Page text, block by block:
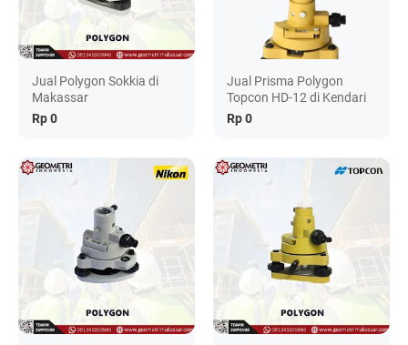
Jual Polygon Sokkia di
Makassar
Rp 0
Jual Prisma Polygon
Topcon HD-12 di Kendari
Rp 0